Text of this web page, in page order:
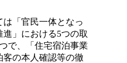
は「官民一体となっ
進」における5つの取
で、「住宅宿泊事業
客の本人確認等の徹